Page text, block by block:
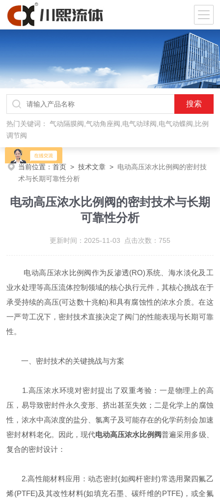
热门关键词：气动隔膜阀,气动角座阀,电气动球阀,电气动蝶阀,比例
调节阀
当前位置：首页 >技术文章 > 电动高压浓水比例阀的密封技
术与长期可靠性分析
电动高压浓水比例阀的密封技术与长期
可靠性分析
更新时间：2025-11-03 点击次数：755
电动高压浓水比例阀作为反渗透(RO)系统、海水淡化及工
业水处理等高压流体控制领域的核心执行元件，其核心挑战在于
承受持续的高压(可达数十兆帕)和具有腐蚀性的浓水介质。在这
一严苛工况下，密封技术直接决定了阀门的性能表现与长期可靠
性。
一、密封技术的关键挑战与方案
1.高压浓水环境对密封提出了双重考验：一是物理上的高
压，易导致密封件永久变形、挤出甚至失效；二是化学上的腐蚀
性，浓水中高浓度的盐分、氯离子及可能存在的化学药剂会加速
密封材料老化。因此，现代电动高压浓水比例阀普遍采用多级、
复合的密封设计：
2.高性能材料应用：动态密封(如阀杆密封)常选用聚四氟乙
烯(PTFE)及其改性材料(如填充石墨、碳纤维的PTFE)，或全氟